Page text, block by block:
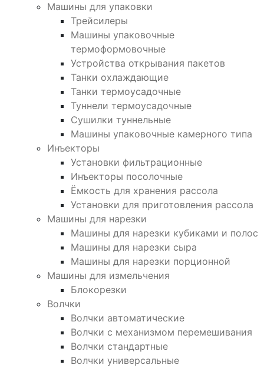
Машины для упаковки
Трейсилеры
Машины упаковочные
термоформовочные
Устройства открывания пакетов
Танки охлаждающие
Танки термоусадочные
Туннели термоусадочные
Сушилки туннельные
Машины упаковочные камерного типа
Инъекторы
Установки фильтрационные
Инъекторы посолочные
Ёмкость для хранения рассола
Установки для приготовления рассола
Машины для нарезки
Машины для нарезки кубиками и полос
Машины для нарезки сыра
Машины для нарезки порционной
Машины для измельчения
Блокорезки
Волчки
Волчки автоматические
Волчки с механизмом перемешивания
Волчки стандартные
Волчки универсальные